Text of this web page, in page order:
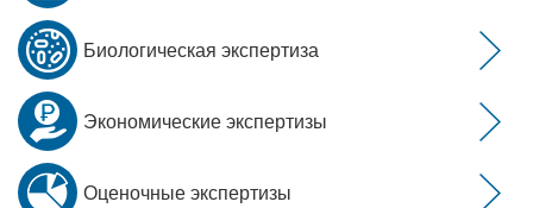
Биологическая экспертиза
Экономические экспертизы
Оценочные экспертизы